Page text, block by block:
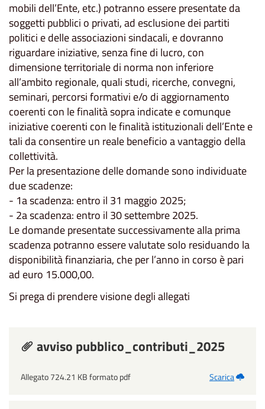
mobili dell’Ente, etc.) potranno essere presentate da
soggetti pubblici o privati, ad esclusione dei partiti
politici e delle associazioni sindacali, e dovranno
riguardare iniziative, senza fine di lucro, con
dimensione territoriale di norma non inferiore
all’ambito regionale, quali studi, ricerche, convegni,
seminari, percorsi formativi e/o di aggiornamento
coerenti con le finalità sopra indicate e comunque
iniziative coerenti con le finalità istituzionali dell’Ente e
tali da consentire un reale beneficio a vantaggio della
collettività.
Per la presentazione delle domande sono individuate
due scadenze:
- 1a scadenza: entro il 31 maggio 2025;
- 2a scadenza: entro il 30 settembre 2025.
Le domande presentate successivamente alla prima
scadenza potranno essere valutate solo residuando la
disponibilità finanziaria, che per l’anno in corso è pari
ad euro 15.000,00.
Si prega di prendere visione degli allegati
avviso pubblico_contributi_2025
Allegato 724.21 KB formato pdf Scarica